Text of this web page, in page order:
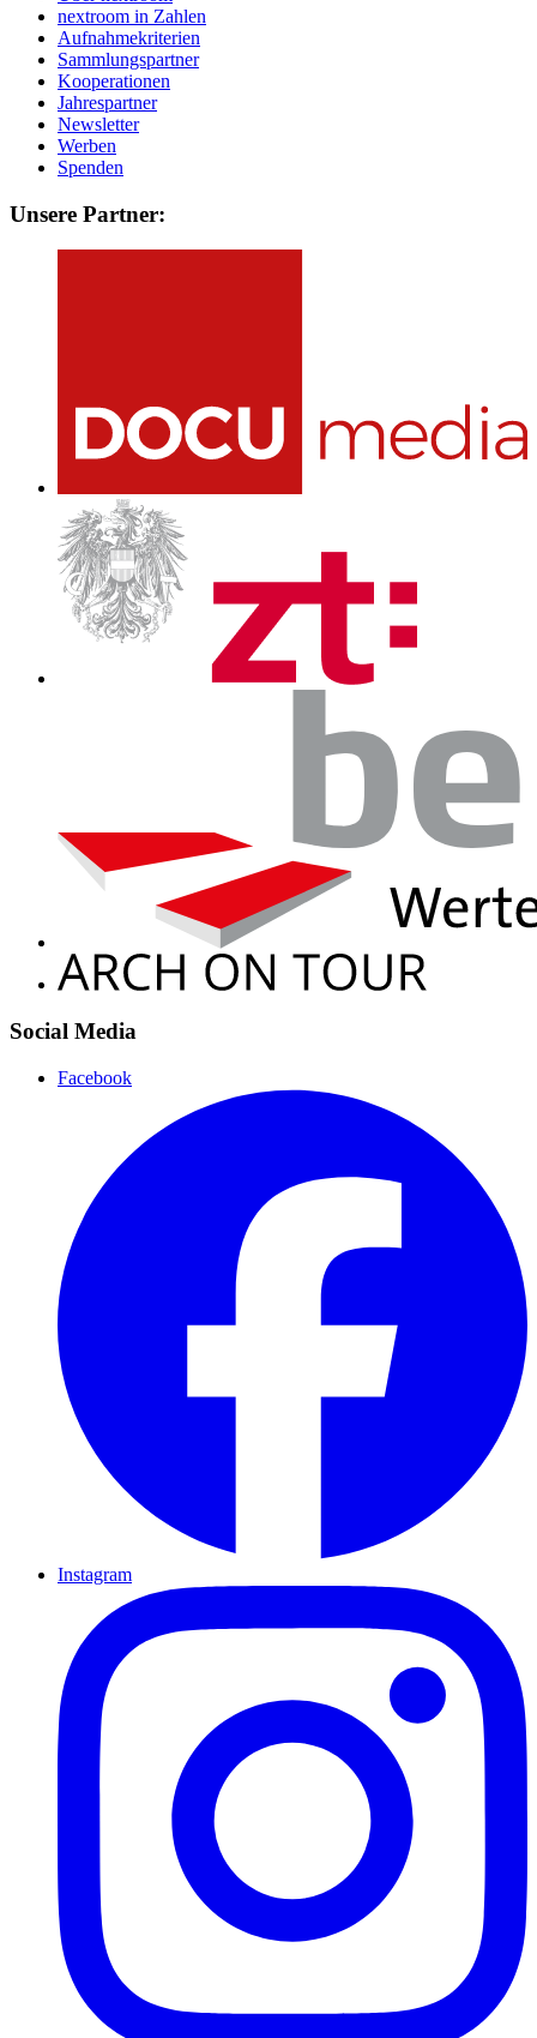
nextroom in Zahlen
Aufnahmekriterien
Sammlungspartner
Kooperationen
Jahrespartner
Newsletter
Werben
Spenden
Unsere Partner:
Social Media
Facebook
Instagram